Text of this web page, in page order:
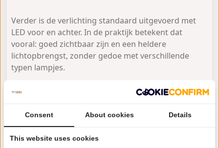
Verder is de verlichting standaard uitgevoerd met
LED voor en achter. In de praktijk betekent dat
vooral: goed zichtbaar zijn en een heldere
lichtopbrengst, zonder gedoe met verschillende
typen lampjes.
Dagelijks gebruik
Woon-werk, toeren of
sportief
Consent About cookies Details
This website uses cookies